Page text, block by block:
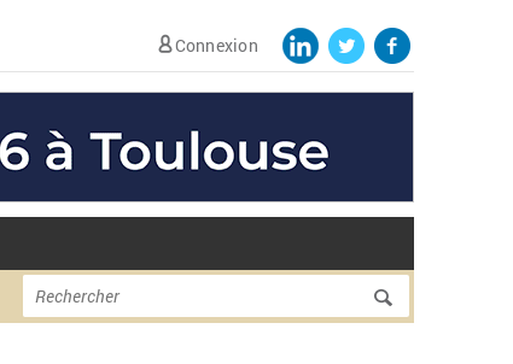
Connexion
Formulaire de
Rechercher